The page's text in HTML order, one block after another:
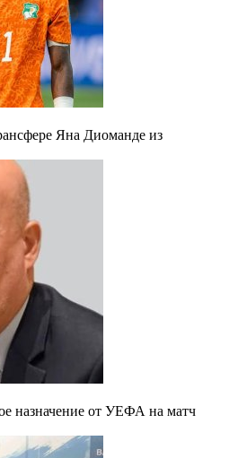
Яна Диоманде из
назначение от УЕФА на матч